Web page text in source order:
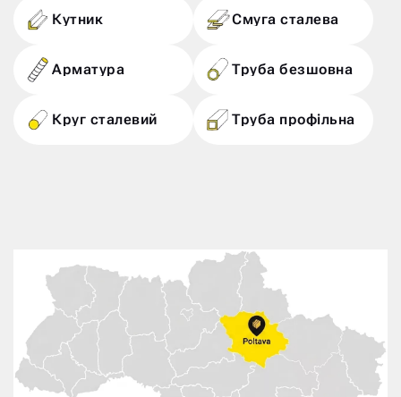
Кутник Смуга сталева
Арматура Труба безшовна
Круг сталевий Труба профільна